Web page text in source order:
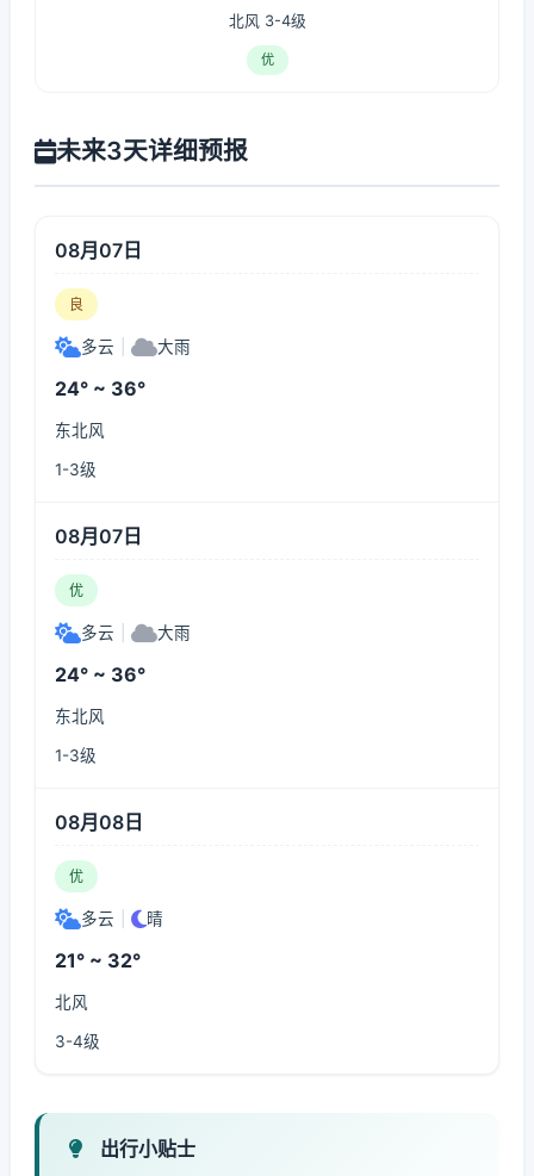
北风 3-4级
优
未来3天详细预报
08月07日
良
多云 大雨
24° ~ 36°
东北风
1-3级
08月07日
优
多云 大雨
24° ~ 36°
东北风
1-3级
08月08日
优
多云 晴
21° ~ 32°
北风
3-4级
出行小贴士